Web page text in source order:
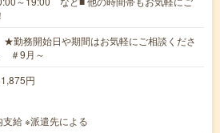
勤務開始日や期間はお気軽にご相談くださ
＃9月～
円
給 ※派遣先による